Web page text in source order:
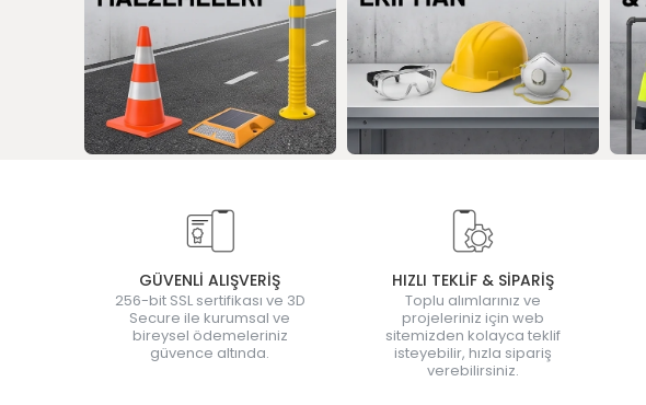
GÜVENLİ ALIŞVERİŞ
256-bit SSL sertifikası ve 3D
Secure ile kurumsal ve
bireysel ödemeleriniz
güvence altında.
HIZLI TEKLİF & SİPARİŞ
Toplu alımlarınız ve
projeleriniz için web
sitemizden kolayca teklif
isteyebilir, hızla sipariş
verebilirsiniz.